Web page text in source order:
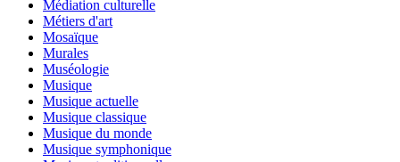
Médiation culturelle
Métiers d'art
Mosaïque
Murales
Muséologie
Musique
Musique actuelle
Musique classique
Musique du monde
Musique symphonique